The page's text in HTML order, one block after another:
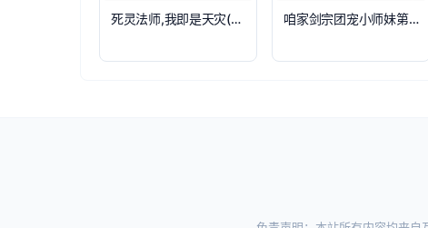
死灵法师,我即是天灾(2026) 咱家剑宗团宠小师妹第二季